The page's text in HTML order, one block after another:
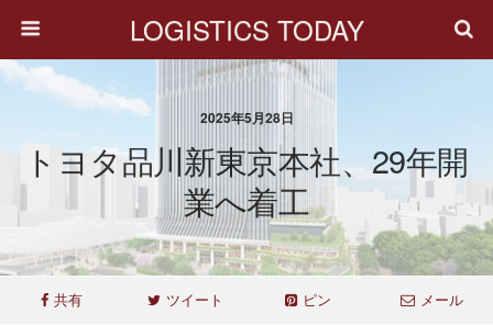
LOGISTICS TODAY
2025年5月28日
トヨタ品川新東京本社、29年開
業へ着工
共有 ツイート ピン メール